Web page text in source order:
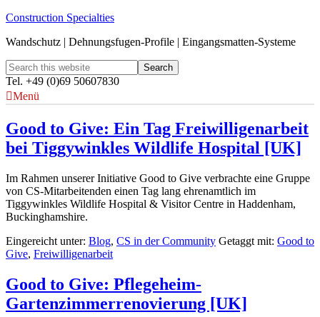
Construction Specialties
Wandschutz | Dehnungsfugen-Profile | Eingangsmatten-Systeme
Tel. +49 (0)69 50607830
Menü
Good to Give: Ein Tag Freiwilligenarbeit
bei Tiggywinkles Wildlife Hospital [UK]
Im Rahmen unserer Initiative Good to Give verbrachte eine Gruppe
von CS-Mitarbeitenden einen Tag lang ehrenamtlich im
Tiggywinkles Wildlife Hospital & Visitor Centre in Haddenham,
Buckinghamshire.
Eingereicht unter: Blog, CS in der Community Getaggt mit: Good to
Give, Freiwilligenarbeit
Good to Give: Pflegeheim-
Gartenzimmerrenovierung [UK]